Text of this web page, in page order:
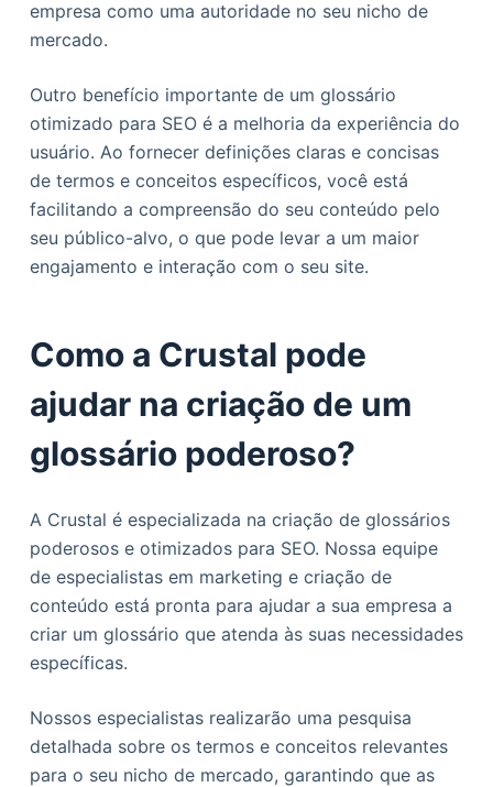
empresa como uma autoridade no seu nicho de
mercado.
Outro benefício importante de um glossário
otimizado para SEO é a melhoria da experiência do
usuário. Ao fornecer definições claras e concisas
de termos e conceitos específicos, você está
facilitando a compreensão do seu conteúdo pelo
seu público-alvo, o que pode levar a um maior
engajamento e interação com o seu site.
Como a Crustal pode
ajudar na criação de um
glossário poderoso?
A Crustal é especializada na criação de glossários
poderosos e otimizados para SEO. Nossa equipe
de especialistas em marketing e criação de
conteúdo está pronta para ajudar a sua empresa a
criar um glossário que atenda às suas necessidades
específicas.
Nossos especialistas realizarão uma pesquisa
detalhada sobre os termos e conceitos relevantes
para o seu nicho de mercado, garantindo que as